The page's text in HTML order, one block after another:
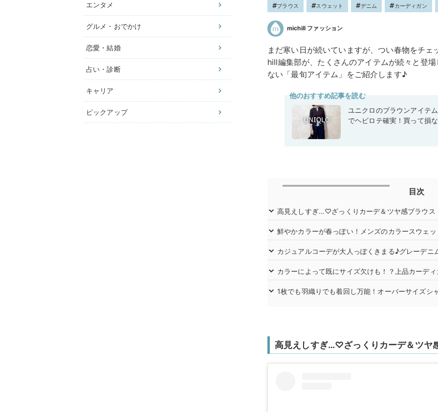
エンタメ
グルメ・おでかけ
恋愛・結婚
占い・診断
キャリア
ピックアップ
ブラウス スウェット デニム カーディガン
michill ファッション
まだ寒い日が続いていますが、つい春物をチ
hill編集部が、たくさんのアイテムが続々と登
ない「最旬アイテム」をご紹介します♪
他のおすすめ記事を読む
ユニクロのブラウンアイテ
でヘビロテ確実！買って損
目次
高見えしすぎ…♡ざっくりカーデ＆ツヤ感ブラウス
鮮やかカラーが春っぽい！メンズのカラースウェッ
カジュアルコーデが大人っぽくきまる♪グレーデニ
カラーによって既にサイズ欠けも！？上品カーディ
1枚でも羽織りでも着回し万能！オーバーサイズシ
高見えしすぎ…♡ざっくりカーデ＆ツヤ